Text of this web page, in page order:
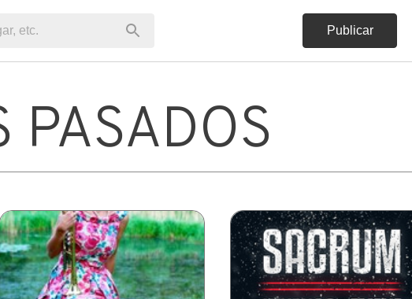
Publicar
PASADOS